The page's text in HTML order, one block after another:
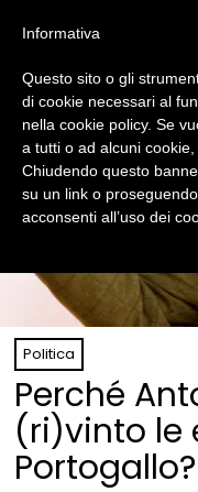
Politica
Perché
(ri)vinto le
Portogallo?
Informativa
Questo sito o gli
di cookie necessari al
nella cookie policy. Se
a tutti o ad alcuni
Chiudendo questo
su un link o
acconsenti all’uso dei